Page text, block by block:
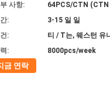
사항:
64PCS/CTN
:
3-15 일 일
:
티 / T는, 웨스턴 유
:
8000pcs/week
금 연락